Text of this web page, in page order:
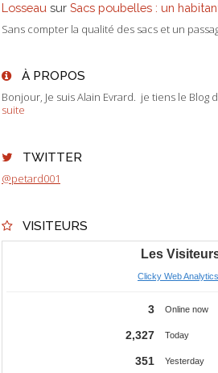
Losseau sur Sacs poubelles : un
Sans compter la qualité des sacs et un
À PROPOS
Bonjour, Je suis Alain Evrard. je tiens le Blog
suite
TWITTER
@petard001
VISITEURS